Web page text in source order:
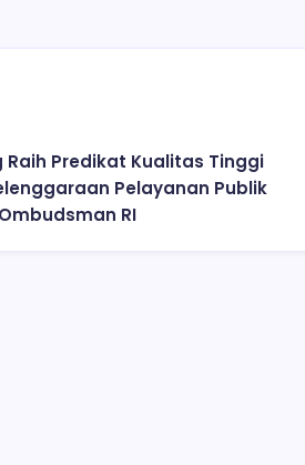
Raih Predikat Kualitas Tinggi
Pelayanan Publik
RI